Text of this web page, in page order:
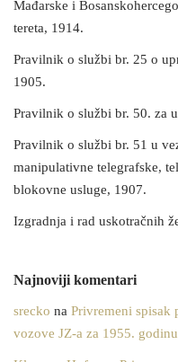
Mađarske i
tereta, 1914.
Pravilnik o službi br. 25 o
1905.
Pravilnik o službi br. 50. za
Pravilnik o službi br. 51 u
manipulativne telegrafske,
blokovne usluge, 1907.
Izgradnja i rad uskotračnih
Najnoviji komentari
srecko na Privremeni spisak
vozove JZ-a za 1955. godinu